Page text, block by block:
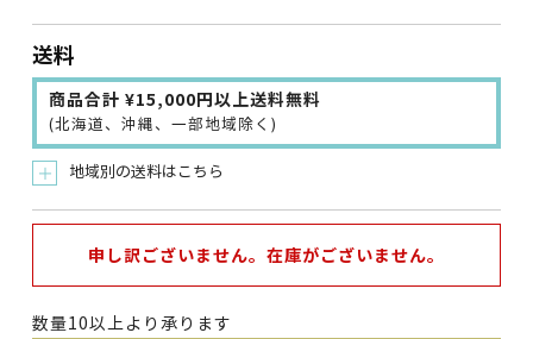
送料
商品合計 ¥15,000円以上送料無料
(北海道、沖縄、一部地域除く)
＋ 地域別の送料はこちら
申し訳ございません。在庫がございません。
数量10以上より承ります